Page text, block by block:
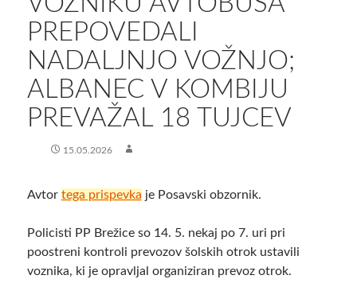
PREPOVEDALI
NADALJNJO VOŽNJO;
ALBANEC V KOMBIJU
PREVAŽAL 18 TUJCEV
15.05.2026
Avtor tega prispevka je Posavski obzornik.
Policisti PP Brežice so 14. 5. nekaj po 7. uri pri
poostreni kontroli prevozov šolskih otrok ustavili
voznika, ki je opravljal organiziran prevoz otrok.